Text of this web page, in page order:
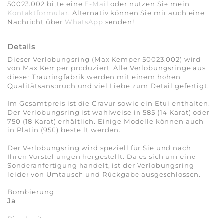
50023.002 bitte eine E-Mail oder nutzen Sie mein
Kontaktformular. Alternativ können Sie mir auch eine
Nachricht über WhatsApp senden!
Details
Dieser Verlobungsring (Max Kemper 50023.002) wird
von Max Kemper produziert. Alle Verlobungsringe aus
dieser Trauringfabrik werden mit einem hohen
Qualitätsanspruch und viel Liebe zum Detail gefertigt.
Im Gesamtpreis ist die Gravur sowie ein Etui enthalten.
Der Verlobungsring ist wahlweise in 585 (14 Karat) oder
750 (18 Karat) erhältlich. Einige Modelle können auch
in Platin (950) bestellt werden.
Der Verlobungsring wird speziell für Sie und nach
Ihren Vorstellungen hergestellt. Da es sich um eine
Sonderanfertigung handelt, ist der Verlobungsring
leider von Umtausch und Rückgabe ausgeschlossen.
Bombierung
Ja